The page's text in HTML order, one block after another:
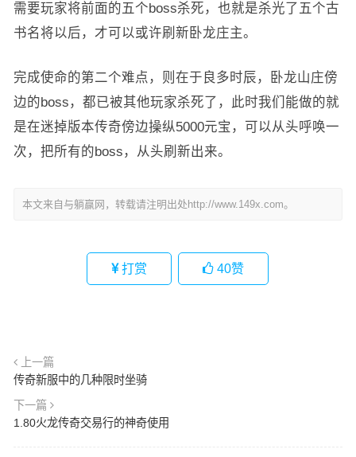
需要玩家将前面的五个boss杀死，也就是杀光了五个古
书名将以后，才可以或许刷新卧龙庄主。
完成使命的第二个难点，则在于良多时辰，卧龙山庄傍
边的boss，都已被其他玩家杀死了，此时我们能做的就
是在迷掉版本传奇傍边操纵5000元宝，可以从头呼唤一
次，把所有的boss，从头刷新出来。
本文来自与躺赢网，转载请注明出处http://www.149x.com。
打赏 40赞
上一篇
传奇新服中的几种限时坐骑
下一篇
1.80火龙传奇交易行的神奇使用